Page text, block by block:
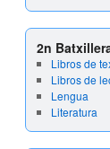
2n
Libros de
Libros de
Lengua
Literatura